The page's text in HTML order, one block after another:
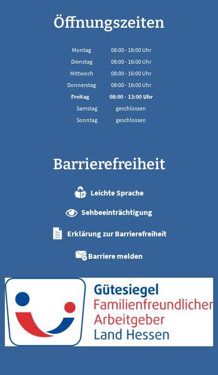
Öffnungszeiten
Montag 08:00- 16:00Uhr
Von 08:00 bis 16:00 Uhr
Dienstag 08:00- 16:00Uhr
Von 08:00 bis 16:00 Uhr
Mittwoch 08:00- 16:00Uhr
Von 08:00 bis 16:00 Uhr
Donnerstag 08:00- 16:00Uhr
Von 08:00 bis 16:00 Uhr
Freitag 08:00- 13:00Uhr
Samstag
geschlossen
Sonntag
geschlossen
Barrierefreiheit
Leichte Sprache
Sehbeeinträchtigung
Erklärung zur Barrierefreiheit
Barriere melden